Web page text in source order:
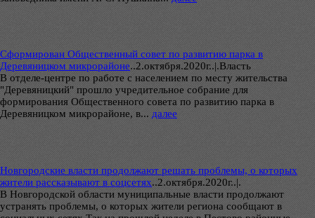
Сформирован Общественный совет по развитию парка в
Деревяницком микрорайоне..2.октября.2020г..|.Власть
В отделе-центре по работе с населением по месту жительства
"Деревяницкий" прошло учредительное собрание для
формирования Общественного совета по развитию парка в
Деревяницком микрорайоне, в... далее
Новгородские власти продолжают решать проблемы, о которых
жители рассказывают в соцсетях..2.октября.2020г..|.
В Новгородской области муниципальные власти продолжают
устранять проблемы, о которых жители региона сообщают в